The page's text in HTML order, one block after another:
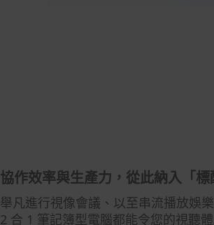
協作效率與生產力，從此納入「標
舉凡進行視像會議、以至串流播放娛
2 合 1 筆記簿型電腦都能令您的視聽